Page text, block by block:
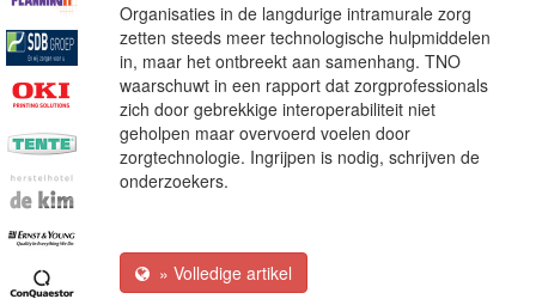
Organisaties in de langdurige intramurale zorg
zetten steeds meer technologische hulpmiddelen
in, maar het ontbreekt aan samenhang. TNO
waarschuwt in een rapport dat zorgprofessionals
zich door gebrekkige interoperabiliteit niet
geholpen maar overvoerd voelen door
zorgtechnologie. Ingrijpen is nodig, schrijven de
onderzoekers.
» Volledige artikel